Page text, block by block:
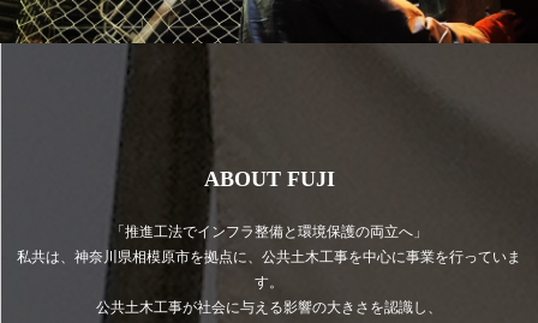
ABOUT FUJI
「推進工法でインフラ整備と環境保護の両立へ」
私共は、神奈川県相模原市を拠点に、公共土木工事を中心に事業を行っていま
す。
公共土木工事が社会に与える影響の大きさを認識し、